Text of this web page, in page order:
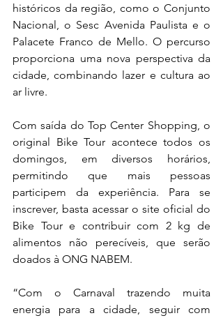
históricos da região, como o Conjunto
Nacional, o Sesc Avenida Paulista e o
Palacete Franco de Mello. O percurso
proporciona uma nova perspectiva da
cidade, combinando lazer e cultura ao
ar livre.
Com saída do Top Center Shopping, o
original Bike Tour acontece todos os
domingos, em diversos horários,
permitindo que mais pessoas
participem da experiência. Para se
inscrever, basta acessar o site oficial do
Bike Tour e contribuir com 2 kg de
alimentos não perecíveis, que serão
doados à ONG NABEM.
“Com o Carnaval trazendo muita
energia para a cidade, seguir com